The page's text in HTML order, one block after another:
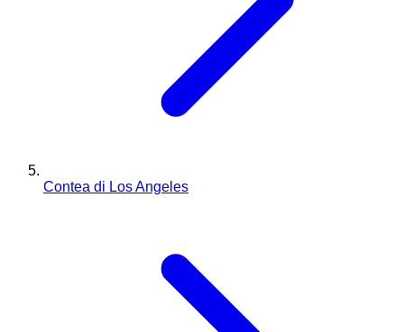
Contea di Los Angeles